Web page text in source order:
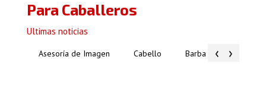
Para Caballeros
Ultimas noticias
‹
Asesoría de Imagen Cabello Barba Piel
›